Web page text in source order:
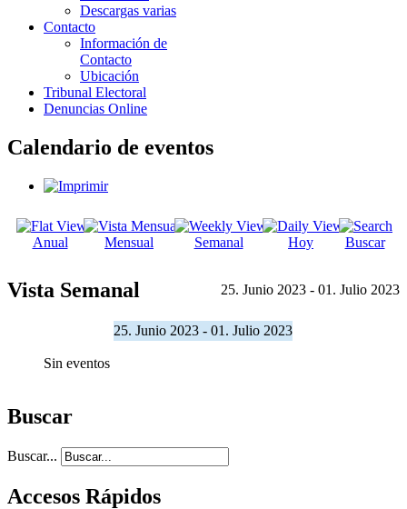
Descargas varias
Contacto
Información de
Contacto
Ubicación
Tribunal Electoral
Denuncias Online
Calendario de eventos
Anual Mensual Semanal Hoy Buscar
Vista Semanal 25. Junio 2023 - 01. Julio 2023
25. Junio 2023 - 01. Julio 2023
Sin eventos
Buscar
Buscar...
Accesos Rápidos